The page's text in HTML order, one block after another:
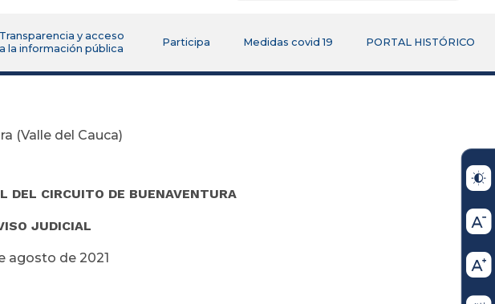
Transparencia y acceso
a la información pública
Participa Medidas covid 19 PORTAL HISTÓRICO
(Valle del Cauca)
DEL CIRCUITO DE BUENAVENTURA
JUDICIAL
agosto de 2021